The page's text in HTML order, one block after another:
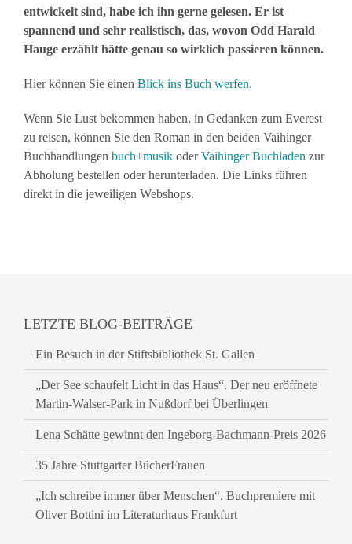
entwickelt sind, habe ich ihn gerne gelesen. Er ist
spannend und sehr realistisch, das, wovon Odd Harald
Hauge erzählt hätte genau so wirklich passieren können.
Hier können Sie einen Blick ins Buch werfen.
Wenn Sie Lust bekommen haben, in Gedanken zum Everest
zu reisen, können Sie den Roman in den beiden Vaihinger
Buchhandlungen buch+musik oderVaihinger Buchladen zur
Abholung bestellen oder herunterladen. Die Links führen
direkt in die jeweiligen Webshops.
LETZTE BLOG-BEITRÄGE
Ein Besuch in der Stiftsbibliothek St. Gallen
„Der See schaufelt Licht in das Haus“. Der neu eröffnete
Martin-Walser-Park in Nußdorf bei Überlingen
Lena Schätte gewinnt den Ingeborg-Bachmann-Preis 2026
35 Jahre Stuttgarter BücherFrauen
„Ich schreibe immer über Menschen“. Buchpremiere mit
Oliver Bottini im Literaturhaus Frankfurt